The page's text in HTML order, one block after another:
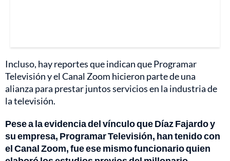
Incluso, hay reportes que indican que Programar
Televisión y el Canal Zoom hicieron parte de una
alianza para prestar juntos servicios en la industria de
la televisión.
Pese a la evidencia del vínculo que Díaz Fajardo y
su empresa, Programar Televisión, han tenido con
el Canal Zoom, fue ese mismo funcionario quien